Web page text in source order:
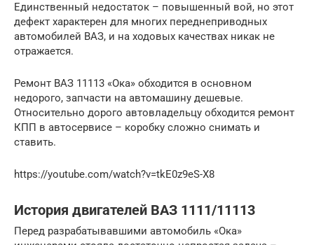
Единственный недостаток – повышенный вой, но этот
дефект характерен для многих переднеприводных
автомобилей ВАЗ, и на ходовых качествах никак не
отражается.
Ремонт ВАЗ 11113 «Ока» обходится в основном
недорого, запчасти на автомашину дешевые.
Относительно дорого автовладельцу обходится ремонт
КПП в автосервисе – коробку сложно снимать и
ставить.
https://youtube.com/watch?v=tkE0z9eS-X8
История двигателей ВАЗ 1111/11113
Перед разрабатывавшими автомобиль «Ока»